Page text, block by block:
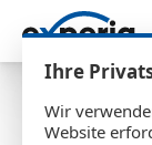
Zum Inhalt
Ihre
Wir
Website